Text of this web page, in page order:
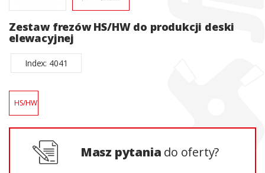
Zestaw frezów HS/HW do produkcji deski
elewacyjnej
Index: 4041
HS/HW
Masz pytania do oferty?